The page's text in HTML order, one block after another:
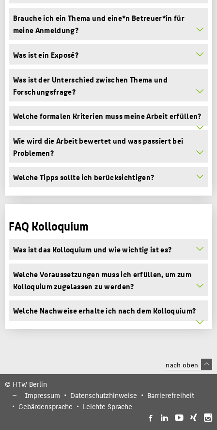
Brauche ich ein Thema und eine*n Betreuer*in für
meine Anmeldung?
Was ist ein Exposé?
Was ist der Unterschied zwischen Thema und
Forschungsfrage?
Welche formalen Kriterien muss meine Arbeit erfüllen?
Wie wird die Arbeit bewertet und was passiert bei
Problemen?
Welche Tipps sollte ich berücksichtigen?
FAQ Kolloquium
Was ist das Kolloquium und wie wichtig ist es?
Welche Voraussetzungen muss ich erfüllen, um zum
Kolloquium zugelassen zu werden?
Welche Nachweise erhalte ich nach dem Kolloquium?
nach oben
© HTW Berlin
Impressum
Datenschutzhinweise
Barrierefreiheit
Gebärdensprache
Leichte Sprache